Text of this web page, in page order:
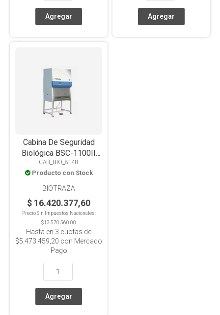
Cabina De Seguridad
Biológica BSC-1100II
A2-X Clase II Tipo A2,
1100x750x2250mm,
Base Estándar, Ventana
Frontal Motorizada
CAB_BIO_8148
Producto con Stock
BIOTRAZA
$ 16.420.377,60
Precio Sin Impuestos Nacionales:
$13.570.560,00
Hasta en 3 cuotas de
$5.473.459,20 con Mercado
Pago